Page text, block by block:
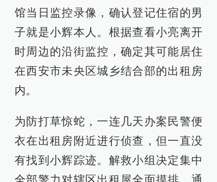
馆当日监控录像，确认登记住宿的男
子就是小辉本人。根据查看小亮离开
时周边的沿街监控，确定其可能居住
在西安市未央区城乡结合部的出租房
内。
为防打草惊蛇，一连几天办案民警便
衣在出租房附近进行侦查，但一直没
有找到小辉踪迹。解救小组决定集中
全部警力对辖区出租屋全面摸排。通